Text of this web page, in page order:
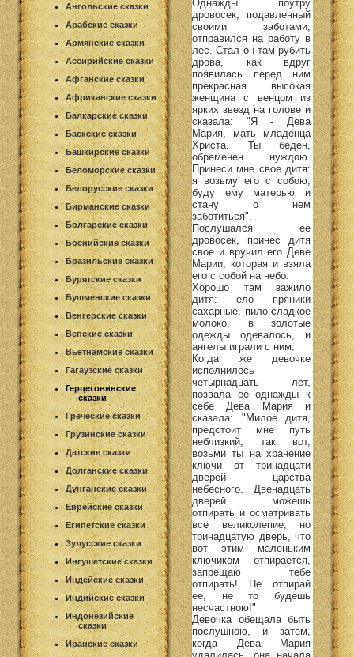
Ангольские сказки
Арабские сказки
Армянские сказки
Ассирийские сказки
Афганские сказки
Африканские сказки
Балкарские сказки
Баскские сказки
Башкирские сказки
Беломорские сказки
Белорусские сказки
Бирманские сказки
Болгарские сказки
Боснийские сказки
Бразильские сказки
Бурятские сказки
Бушменские сказки
Венгерские сказки
Вепские сказки
Вьетнамские сказки
Гагаузские сказки
Герцеговинские
сказки
Греческие сказки
Грузинские сказки
Датские сказки
Долганские сказки
Дунганские сказки
Еврейские сказки
Египетские сказки
Зулусские сказки
Ингушетские сказки
Индейские сказки
Индийские сказки
Индонезийские
сказки
Иранские сказки
Однажды поутру
дровосек, подавленный
своими заботами,
отправился на работу в
лес. Стал он там рубить
дрова, как вдруг
появилась перед ним
прекрасная высокая
женщина с венцом из
ярких звезд на голове и
сказала: "Я - Дева
Мария, мать младенца
Христа. Ты беден,
обременен нуждою.
Принеси мне свое дитя:
я возьму его с собою,
буду ему матерью и
стану о нем
заботиться".
Послушался ее
дровосек, принес дитя
свое и вручил его Деве
Марии, которая и взяла
его с собой на небо.
Хорошо там зажило
дитя: ело пряники
сахарные, пило сладкое
молоко, в золотые
одежды одевалось, и
ангелы играли с ним.
Когда же девочке
исполнилось
четырнадцать лет,
позвала ее однажды к
себе Дева Мария и
сказала: "Милое дитя,
предстоит мне путь
неблизкий; так вот,
возьми ты на хранение
ключи от тринадцати
дверей царства
небесного. Двенадцать
дверей можешь
отпирать и осматривать
все великолепие, но
тринадцатую дверь, что
вот этим маленьким
ключиком отпирается,
запрещаю тебе
отпирать! Не отпирай
ее, не то будешь
несчастною!"
Девочка обещала быть
послушною, и затем,
когда Дева Мария